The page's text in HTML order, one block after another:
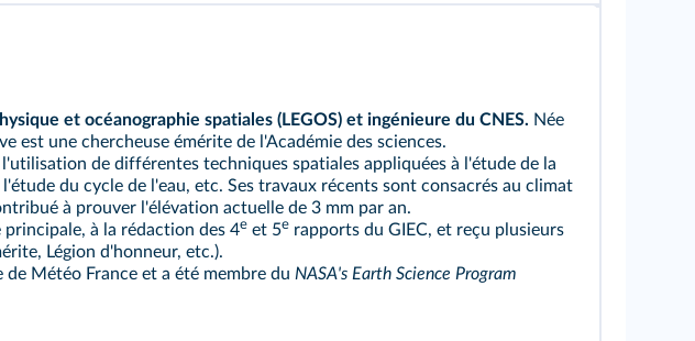
et océanographie spatiales (LEGOS) et ingénieure du CNES. Née
est une chercheuse émérite de l'Académie des sciences.
de différentes techniques spatiales appliquées à l'étude de la
du cycle de l'eau, etc. Ses travaux récents sont consacrés au climat
à prouver l'élévation actuelle de 3 mm par an.
à la rédaction des 4eet 5erapports du GIEC, et reçu plusieurs
Légion d'honneur, etc.).
Météo France et a été membre du NASA's Earth Science Program